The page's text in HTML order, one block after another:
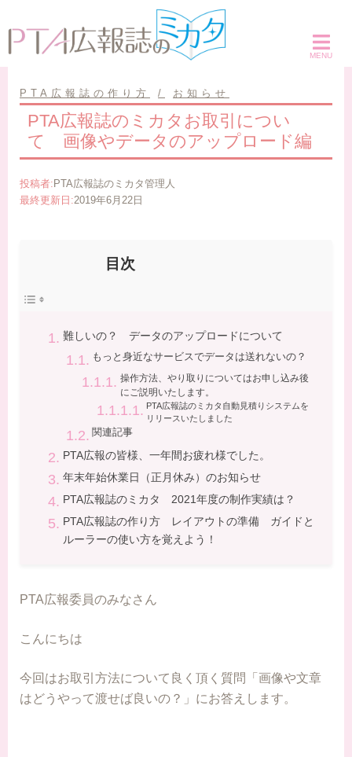
ン
ン
PTA広報誌の作り方 お知らせ
PTA広報誌のミカタお取引につい
て 画像やデータのアップロード編
投稿者: PTA広報誌のミカタ管理人
最終更新日:2019年6月22日
目次
難しいの？ データのアップロードについて
もっと身近なサービスでデータは送れないの？
操作方法、やり取りについてはお申し込み後
にご説明いたします。
PTA広報誌のミカタ自動見積りシステムを
リリースいたしました
関連記事
PTA広報の皆様、一年間お疲れ様でした。
年末年始休業日（正月休み）のお知らせ
PTA広報誌のミカタ 2021年度の制作実績は？
PTA広報誌の作り方 レイアウトの準備 ガイドと
ルーラーの使い方を覚えよう！
PTA広報委員のみなさん
こんにちは
今回はお取引方法について良く頂く質問「画像や文章
はどうやって渡せば良いの？」にお答えします。